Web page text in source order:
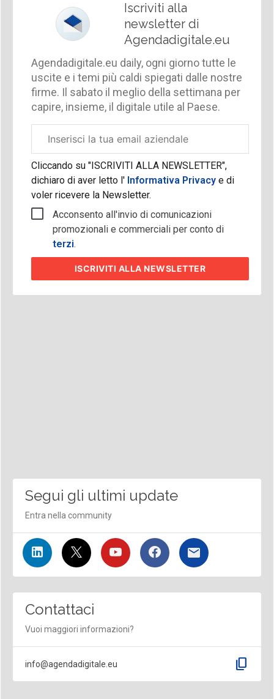
Iscriviti alla
newsletter di
Agendadigitale.eu
Agendadigitale.eu daily, ogni giorno tutte le
uscite e i temi più caldi spiegati dalle nostre
firme. Il sabato il meglio della settimana per
capire, insieme, il digitale utile al Paese.
aziendale
Cliccando su "ISCRIVITI ALLA NEWSLETTER",
dichiaro di aver letto l'Informativa Privacy e di
voler ricevere la Newsletter.
Acconsento all'invio di comunicazioni
promozionali e commerciali per conto di
terzi.
ISCRIVITI ALLA NEWSLETTER
Segui gli ultimi update
Entra nella community
Contattaci
Vuoi maggiori informazioni?
info@agendadigitale.eu content_copy